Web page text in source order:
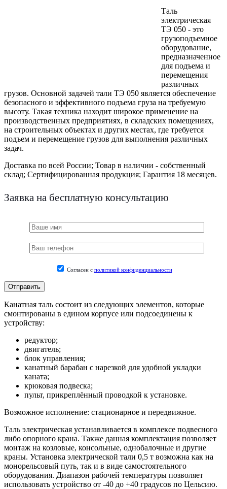
Таль
электрическая
ТЭ 050 - это
грузоподъемное
оборудование,
предназначенное
для подъема и
перемещения
различных
грузов. Основной задачей тали ТЭ 050 является обеспечение
безопасного и эффективного подъема груза на требуемую
высоту. Такая техника находит широкое применение на
производственных предприятиях, в складских помещениях,
на строительных объектах и других местах, где требуется
подъем и перемещение грузов для выполнения различных
задач.
Доставка по всей России; Товар в наличии - собственный
склад; Сертифицированная продукция; Гарантия 18 месяцев.
Заявка на бесплатную консультацию
Согласен с политикой конфиденциальности
Канатная таль состоит из следующих элементов, которые
смонтированы в едином корпусе или подсоединены к
устройству:
редуктор;
двигатель;
блок управления;
канатный барабан с нарезкой для удобной укладки
каната;
крюковая подвеска;
пульт, прикреплённый проводкой к установке.
Возможное исполнение: стационарное и передвижное.
Таль электрическая устанавливается в комплексе подвесного
либо опорного крана. Также данная комплектация позволяет
монтаж на козловые, консольные, однобалочные и другие
краны. Установка электрической тали 0,5 т возможна как на
монорельсовый путь, так и в виде самостоятельного
оборудования. Диапазон рабочей температуры позволяет
использовать устройство от -40 до +40 градусов по Цельсию.